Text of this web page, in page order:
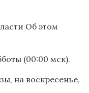
Об этом
(00:00 мск).
на воскресенье,